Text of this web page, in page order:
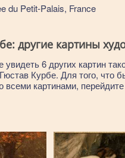
du Petit-Palais, France
другие картины
6 других картин
Курбе. Для того, что
всеми картинами,